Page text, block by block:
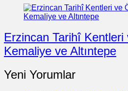
Erzincan Tarihî Kentleri
Kemaliye ve Altıntepe
Yeni Yorumlar